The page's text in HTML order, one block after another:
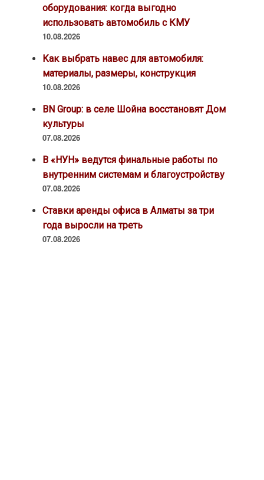
оборудования: когда выгодно
использовать автомобиль с КМУ
10.08.2026
Как выбрать навес для автомобиля:
материалы, размеры, конструкция
10.08.2026
BN Group: в селе Шойна восстановят Дом
культуры
07.08.2026
В «НУН» ведутся финальные работы по
внутренним системам и благоустройству
07.08.2026
Ставки аренды офиса в Алматы за три
года выросли на треть
07.08.2026